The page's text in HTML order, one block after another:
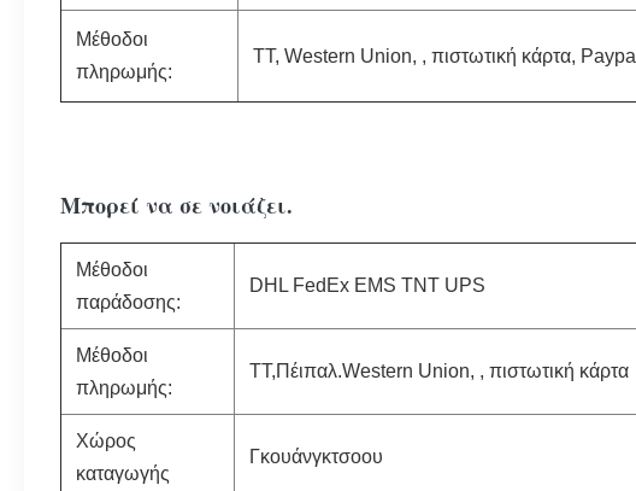
Μέθοδοι
πληρωμής:
TT, Western Union, , πιστωτική κάρτα, Paypal
Μπορεί να σε νοιάζει.
Μέθοδοι
παράδοσης:
DHL FedEx EMS TNT UPS
Μέθοδοι
πληρωμής:
TT,Πέιπαλ.Western Union, , πιστωτική κάρτα
Χώρος
καταγωγής
Γκουάνγκτσοου